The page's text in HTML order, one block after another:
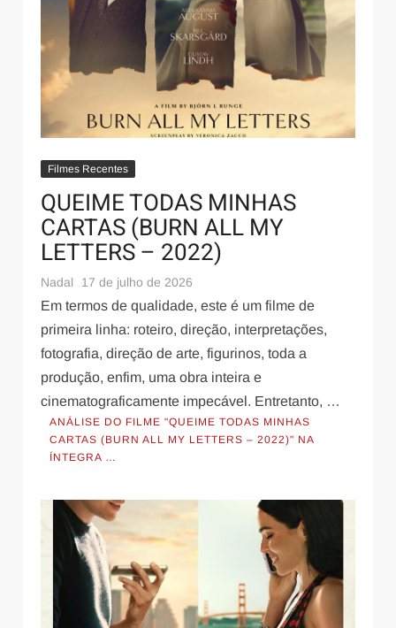
Filmes Recentes
QUEIME TODAS MINHAS
CARTAS (BURN ALL MY
LETTERS – 2022)
Nadal 17 de julho de 2026
Em termos de qualidade, este é um filme de
primeira linha: roteiro, direção, interpretações,
fotografia, direção de arte, figurinos, toda a
produção, enfim, uma obra inteira e
cinematograficamente impecável. Entretanto, …
ANÁLISE DO FILME "QUEIME TODAS MINHAS
CARTAS (BURN ALL MY LETTERS – 2022)" NA
ÍNTEGRA …